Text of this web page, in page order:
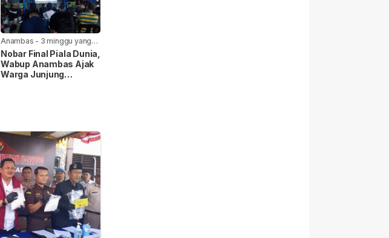
Anambas - 3 minggu yang
lalu
Nobar Final Piala Dunia,
Wabup Anambas Ajak
Warga Junjung